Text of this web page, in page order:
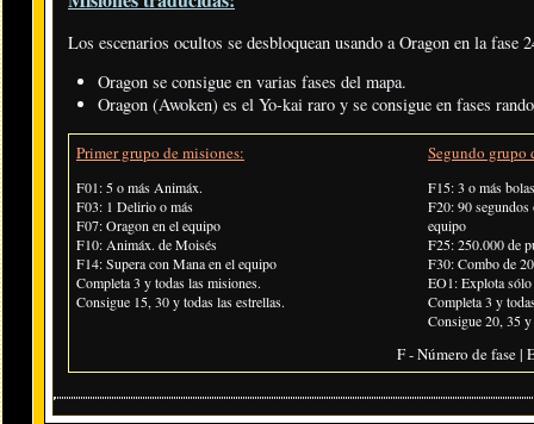
Los escenarios ocultos se desbloquean usando a Oragon en la
Oragon se consigue en varias fases del mapa.
Oragon (Awoken) es el Yo-kai raro y se consigue en fases
Primer grupo de misiones:
F01: 5 o más Animáx.
F03: 1 Delirio o más
F07: Oragon en el equipo
F10: Animáx. de Moisés
F14: Supera con Mana en el equipo
Completa 3 y todas las misiones.
Consigue 15, 30 y todas las estrellas.
Segundo grupo
F15: 3 o más
F20: 90
equipo
F25: 250.000 de
F30: Combo de
EO1: Explota
Completa 3 y
Consigue 20, 35
F - Número de fase |